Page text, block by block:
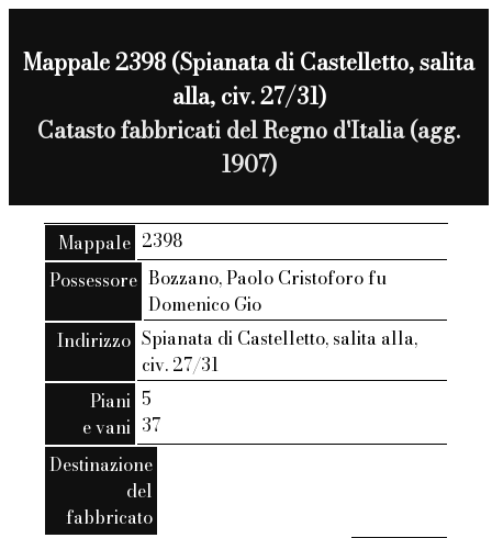
Mappale 2398 (Spianata di Castelletto, salita
alla, civ. 27/31)
Catasto fabbricati del Regno d'Italia (agg.
1907)
Mappale 2398
Possessore Bozzano, Paolo Cristoforo fu
Domenico Gio
Indirizzo Spianata di Castelletto, salita alla,
civ. 27/31
Piani
e vani
5
37
Destinazione
del
fabbricato